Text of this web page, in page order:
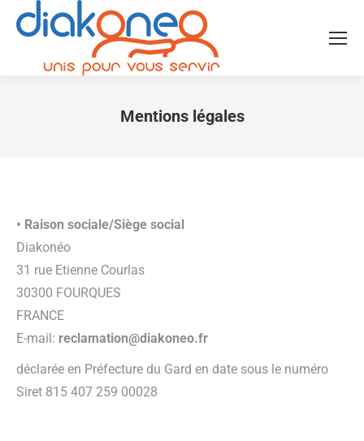
Mentions légales
• Raison sociale/Siège social
Diakonéo
31 rue Etienne Courlas
30300 FOURQUES
FRANCE
E-mail: reclamation@diakoneo.fr
déclarée en Préfecture du Gard en date sous le numéro
Siret 815 407 259 00028